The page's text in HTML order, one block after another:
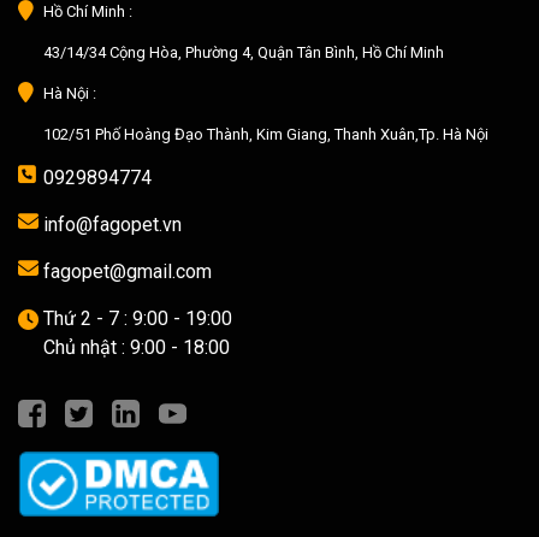
Hồ Chí Minh :
43/14/34 Cộng Hòa, Phường 4, Quận Tân Bình, Hồ Chí Minh
Hà Nội :
102/51 Phố Hoàng Đạo Thành, Kim Giang, Thanh Xuân,Tp. Hà Nội
0929894774
info@fagopet.vn
fagopet@gmail.com
Thứ 2 - 7 : 9:00 - 19:00
Chủ nhật : 9:00 - 18:00